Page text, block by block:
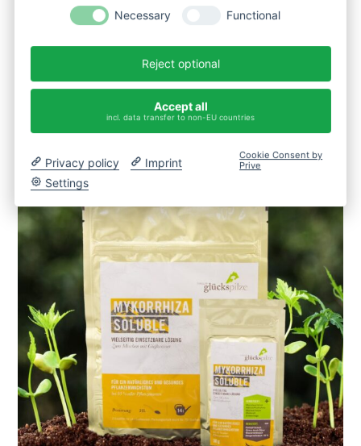
95,90
Necessary Functional
Reject optional
Accept all
incl. data transfer to non-EU countries
Privacy policy
Imprint
Settings
Cookie Consent by
Prive